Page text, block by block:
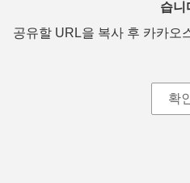
습니
공유할 URL을 복사 후 카카오
확인